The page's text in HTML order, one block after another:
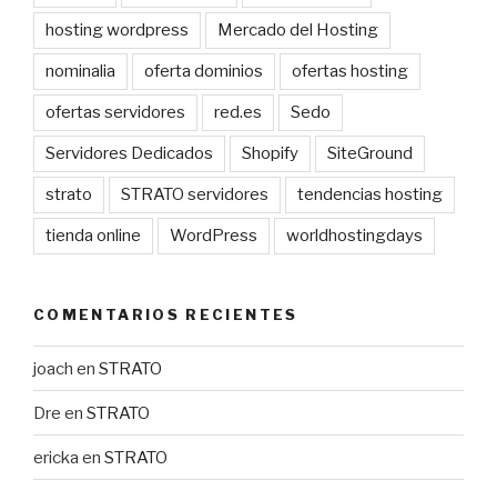
hosting wordpress Mercado del Hosting
nominalia oferta dominios ofertas hosting
ofertas servidores red.es Sedo
Servidores Dedicados Shopify SiteGround
strato STRATO servidores tendencias hosting
tienda online WordPress worldhostingdays
COMENTARIOS RECIENTES
joach en STRATO
Dre en STRATO
ericka en STRATO